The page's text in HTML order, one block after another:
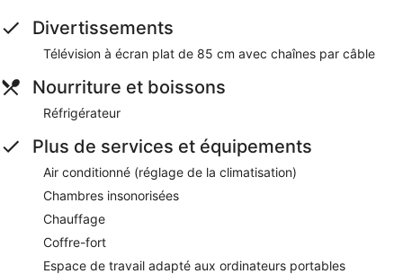
Divertissements
Télévision à écran plat de 85 cm avec chaînes par câble
Nourriture et boissons
Réfrigérateur
Plus de services et équipements
Air conditionné (réglage de la climatisation)
Chambres insonorisées
Chauffage
Coffre-fort
Espace de travail adapté aux ordinateurs portables